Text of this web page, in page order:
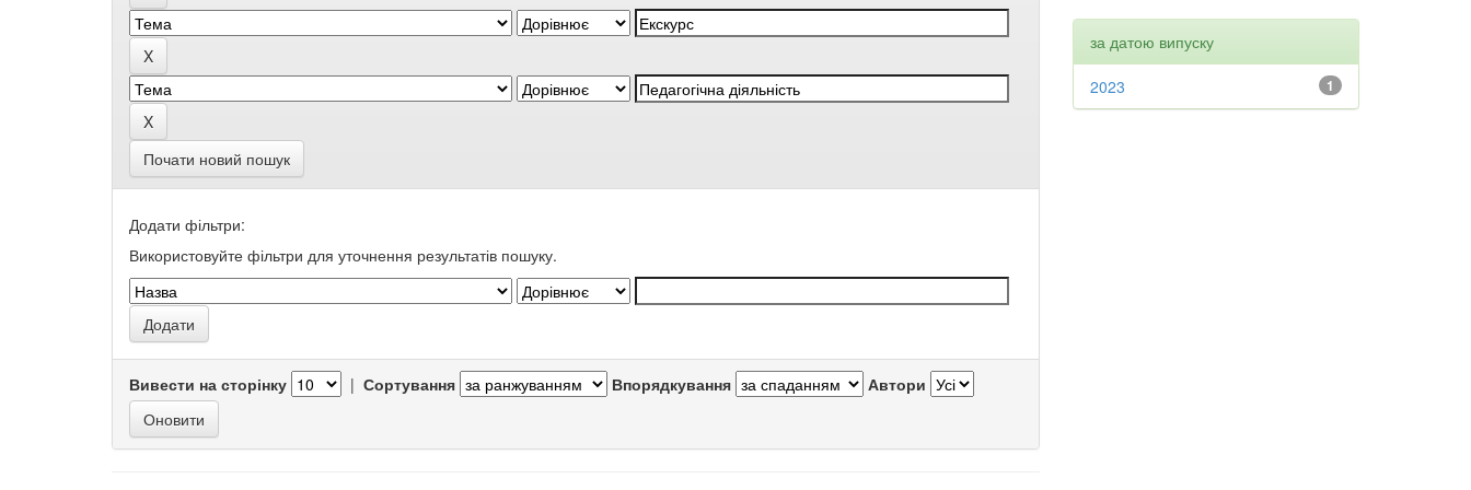
Почати новий пошук
Додати фільтри:
Використовуйте фільтри для уточнення результатів пошуку.
Вивести на сторінку | Сортування Впорядкування Автори
за датою випуску
1
2023